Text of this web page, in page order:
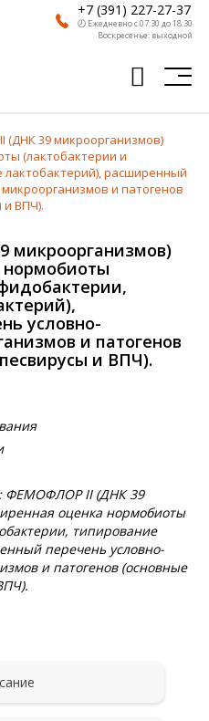
+7 (391) 227-27-37
🕗 Ежедневно с 07:30 до 18:30
Воскресенье: выходной
39 микроорганизмов)
(лактобактерии и
расширенный
и патогенов
и ВПЧ).
условно-
и патогенов
и ВПЧ).
ФЕМОФЛОР II (ДНК 39
оценка нормобиоты
типирование
перечень условно-
и патогенов (основные